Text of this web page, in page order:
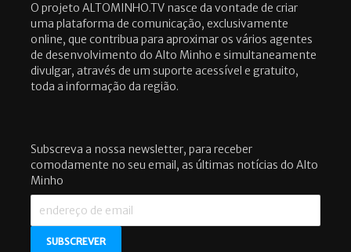
O projeto ALTOMINHO.TV nasce da vontade de criar
uma plataforma de comunicação, exclusivamente
online, que contribua para aproximar os vários agentes
de desenvolvimento do Alto Minho e simultaneamente
divulgar, através de um suporte acessível e gratuito,
toda a informação da região.
Subscreva a nossa newsletter, para receber
comodamente no seu email, as últimas notícias do Alto
Minho